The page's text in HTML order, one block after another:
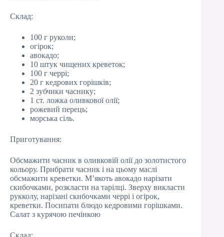
Склад:
100 г руколи;
огірок;
авокадо;
10 штук чищених креветок;
100 г черрі;
20 г кедрових горішків;
2 зубчики часнику;
1 ст. ложка оливкової олії;
рожевий перець;
морська сіль.
Приготування:
Обсмажити часник в оливковій олії до золотистого
кольору. Прибрати часник і на цьому маслі
обсмажити креветки. М’якоть авокадо нарізати
скибочками, розкласти на тарілці. Зверху викласти
рукколу, нарізані скибочками черрі і огірок,
креветки. Посипати блюдо кедровими горішками.
Салат з курячою печінкою
Склад: